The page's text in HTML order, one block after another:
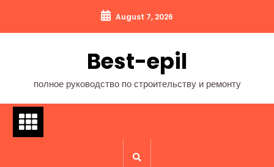
содержимому
August 7, 2026
Best-epil
полное руководство по строительству и ремонту